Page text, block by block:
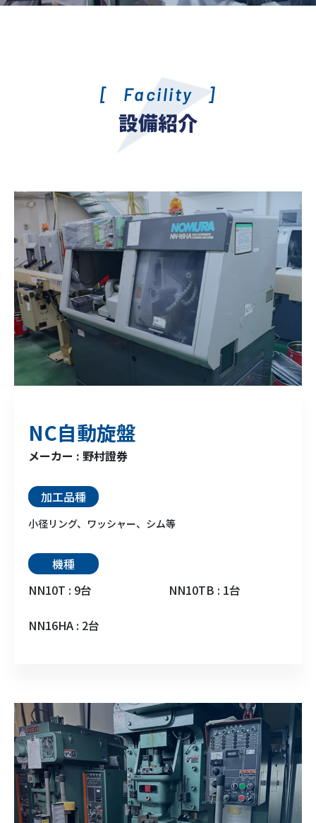
Facility
設備紹介
NC自動旋盤
メーカー : 野村證券
加工品種
小径リング、ワッシャー、シム等
機種
NN10T : 9台
NN10TB : 1台
NN16HA : 2台